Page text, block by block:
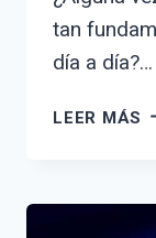
tan
día a día?…
LEER MÁS